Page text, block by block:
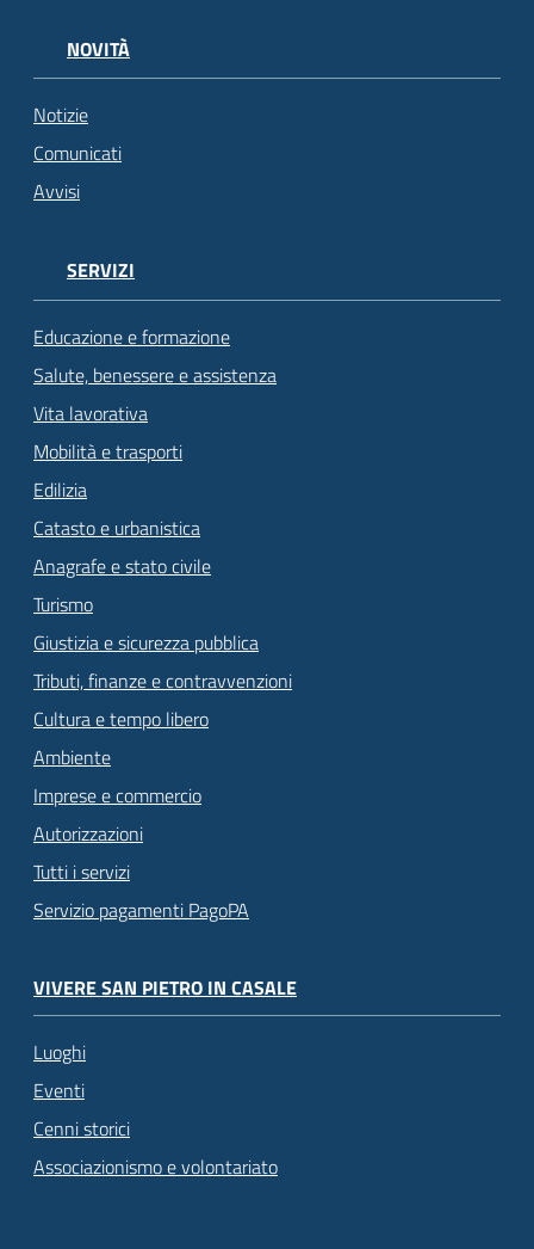
NOVITÀ
Notizie
Comunicati
Avvisi
SERVIZI
Educazione e formazione
Salute, benessere e assistenza
Vita lavorativa
Mobilità e trasporti
Edilizia
Catasto e urbanistica
Anagrafe e stato civile
Turismo
Giustizia e sicurezza pubblica
Tributi, finanze e contravvenzioni
Cultura e tempo libero
Ambiente
Imprese e commercio
Autorizzazioni
Tutti i servizi
Servizio pagamenti PagoPA
VIVERE SAN PIETRO IN CASALE
Luoghi
Eventi
Cenni storici
Associazionismo e volontariato